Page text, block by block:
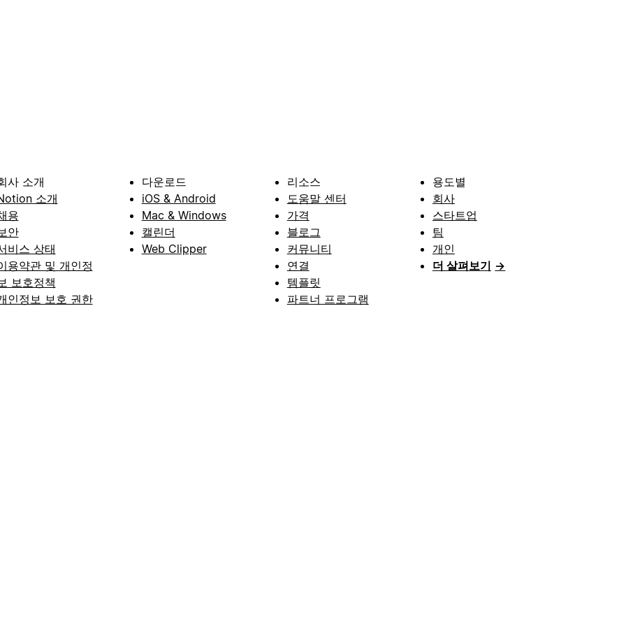
사 소개
소개
용
안
비스 상태
용약관 및 개인정
보호정책
인정보 보호 권한
다운로드
iOS & Android
Mac & Windows
캘린더
Web Clipper
리소스
도움말 센터
가격
블로그
커뮤니티
연결
템플릿
파트너 프로그램
용도별
회사
스타트업
팀
개인
더 살펴보기 →